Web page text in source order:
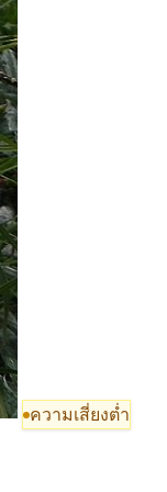
ความเสี่ยงต่ำ